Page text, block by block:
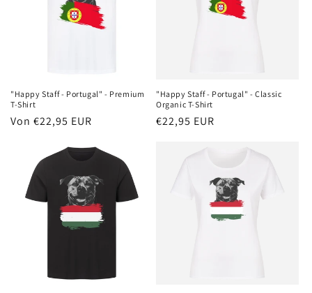
"Happy Staff - Portugal" - Premium
T-Shirt
Normaler
Von €22,95 EUR
"Happy Staff - Portugal" - Classic
Organic T-Shirt
Normaler
€22,95 EUR